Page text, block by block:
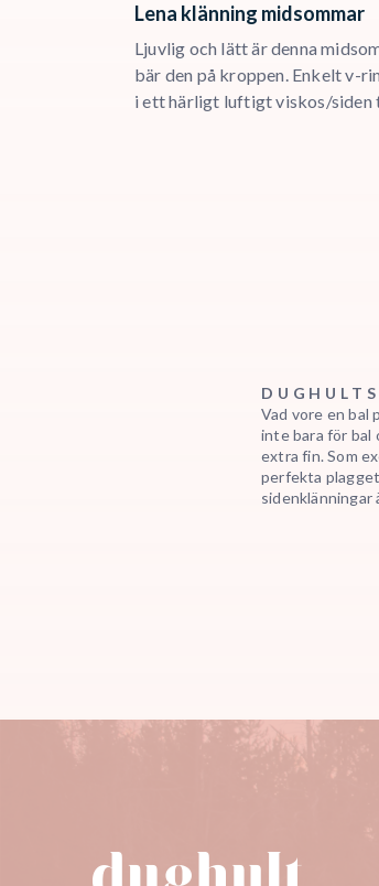
Lena klänning midsommar
Ljuvlig och lätt är denna
bär den på kroppen. Enkelt v-
i ett härligt luftigt viskos/siden
Vad vore en
inte bara för bal
extra fin. Som
perfekta
sidenklänningar